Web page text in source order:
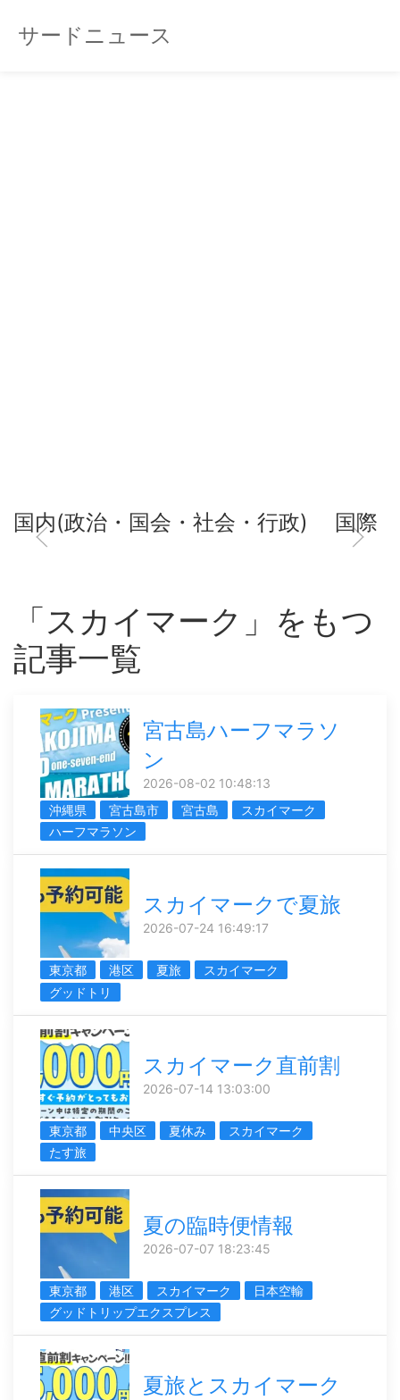
サードニュース
国内(政治・国会・社会・行政) 国際
「スカイマーク」をもつ
記事一覧
宮古島ハーフマラソ
ン
2026-08-02 10:48:13
沖縄県
宮古島市 宮古島
スカイマーク
ハーフマラソン
スカイマークで夏旅
2026-07-24 16:49:17
東京都 港区 夏旅
スカイマーク
グッドトリ
スカイマーク直前割
2026-07-14 13:03:00
東京都 中央区 夏休み
スカイマーク
たす旅
夏の臨時便情報
2026-07-07 18:23:45
東京都 港区 スカイマーク
日本空輸
グッドトリップエクスプレス
夏旅とスカイマーク